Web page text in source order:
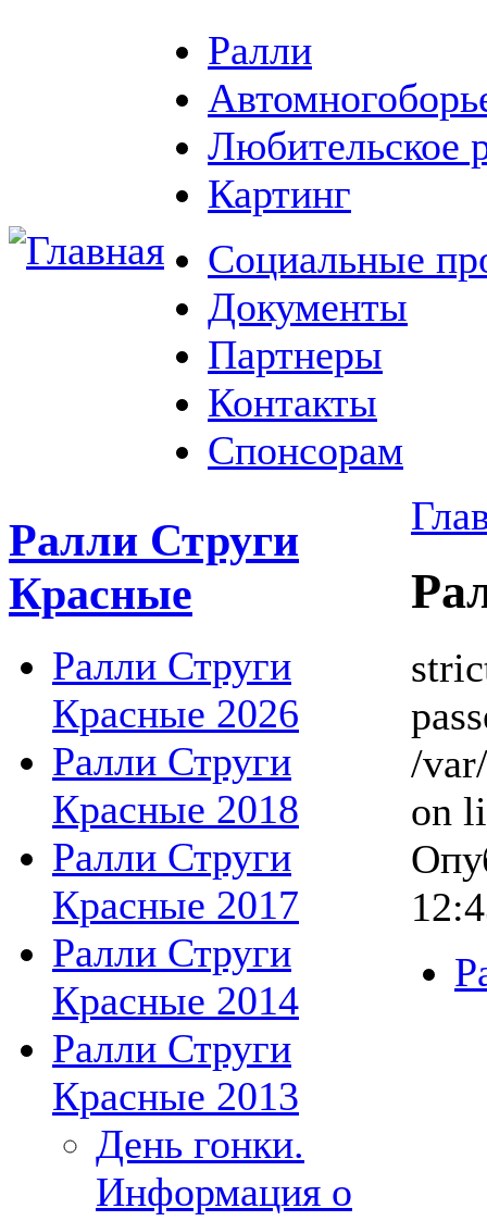
Ралли
Любительское
Картинг
Социальные
Документы
Партнеры
Контакты
Спонсорам
Ралли Струги
Красные
Ралли Струги
Красные 2026
Ралли Струги
Красные 2018
Ралли Струги
Красные 2017
Ралли Струги
Красные 2014
Ралли Струги
Красные 2013
День гонки.
Информация о
/
on